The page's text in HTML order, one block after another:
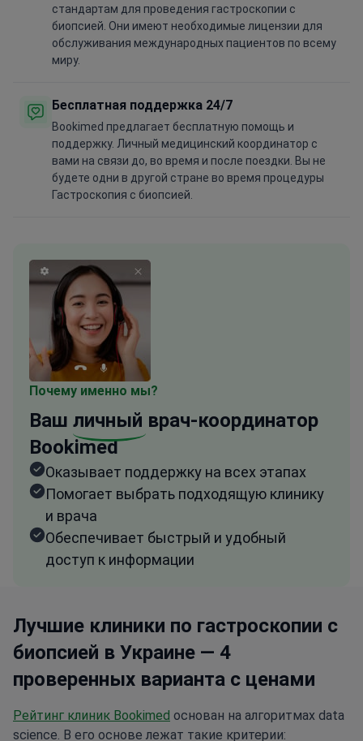
стандартам для проведения гастроскопии с
биопсией. Они имеют необходимые лицензии для
обслуживания международных пациентов по всему
миру.
Бесплатная поддержка 24/7
Bookimed предлагает бесплатную помощь и
поддержку. Личный медицинский координатор с
вами на связи до, во время и после поездки. Вы не
будете одни в другой стране во время процедуры
Гастроскопия с биопсией.
Почему именно мы?
Ваш личный врач-координатор
Bookimed
Оказывает поддержку на всех этапах
Помогает выбрать подходящую клинику
и врача
Обеспечивает быстрый и удобный
доступ к информации
Лучшие клиники по гастроскопии с
биопсией в Украине — 4
проверенных варианта с ценами
Рейтинг клиник Bookimed основан на алгоритмах data
science. В его основе лежат такие критерии: